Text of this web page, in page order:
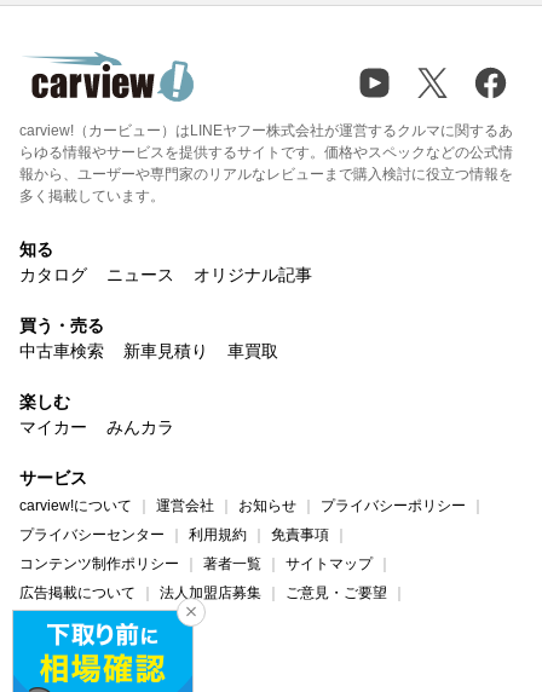
carview!（カービュー）はLINEヤフー株式会社が運営するクルマに関するあ
らゆる情報やサービスを提供するサイトです。価格やスペックなどの公式情
報から、ユーザーや専門家のリアルなレビューまで購入検討に役立つ情報を
多く掲載しています。
知る
カタログ
ニュース オリジナル記事
買う・売る
中古車検索
新車見積り 車買取
楽しむ
マイカー
みんカラ
サービス
carview!について 運営会社 お知らせ
プライバシーポリシー
プライバシーセンター
利用規約
免責事項
コンテンツ制作ポリシー
著者一覧
サイトマップ
広告掲載について
法人加盟店募集
ご意見・ご要望
ヘルプ・お問い合わせ
carview! Yahoo! JAPAN